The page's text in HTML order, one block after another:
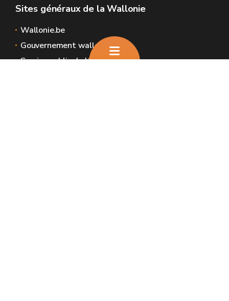
Sites généraux de la Wallonie
Wallonie.be
Gouvernement wallon
Service public de Wallonie